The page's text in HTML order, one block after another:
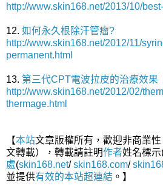
http://www.skin168.net/2013/10/
12. 如何永久根除汗管瘤?
http://www.skin168.net/2012/11/
permanent.html
13. 第三代CPT電波拉皮的治療效果
http://www.skin168.net/2012/02/
thermage.html
【本站文章版權所有，歡迎非商業性
文轉載），轉載請註明作者姓名標示
處(skin168.net/skin168.com/
並提供有效的本站超連結 。】